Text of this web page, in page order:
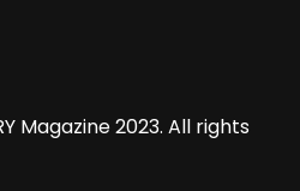
Magazine 2023. All rights